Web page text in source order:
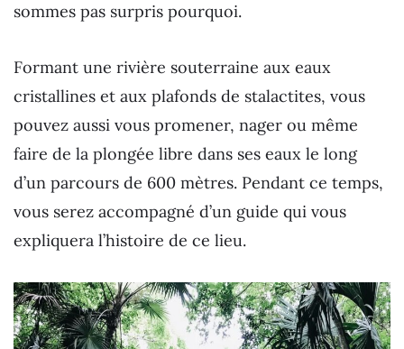
sommes pas surpris pourquoi.
Formant une rivière souterraine aux eaux
cristallines et aux plafonds de stalactites, vous
pouvez aussi vous promener, nager ou même
faire de la plongée libre dans ses eaux le long
d’un parcours de 600 mètres. Pendant ce temps,
vous serez accompagné d’un guide qui vous
expliquera l’histoire de ce lieu.